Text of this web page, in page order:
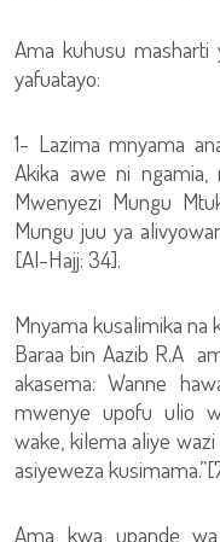
Ama kuhusu masharti
yafuatayo:
1- Lazima mnyama
Akika awe ni ngamia,
Mwenyezi Mungu
Mungu juu ya
[Al-Hajj: 34].
Mnyama kusalimika na
Baraa bin Aazib R.A
akasema: Wanne
mwenye upofu ulio
wake, kilema aliye
asiyeweza
Ama kwa upande